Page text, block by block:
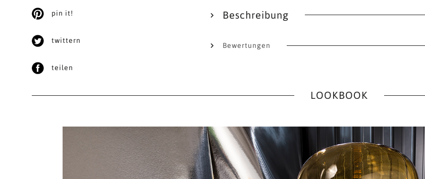
pin it!
twittern
teilen
Beschreibung
Bewertungen
LOOKBOOK